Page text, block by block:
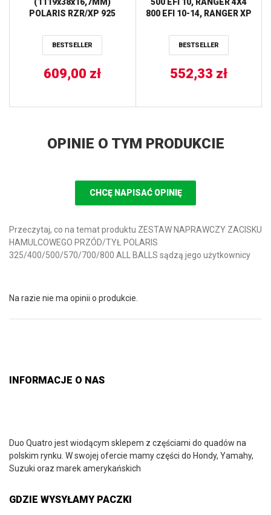
POLARIS RZR/XP 925
(50C4289) GATES
BESTSELLER
609,00 zł
800 EFI 10-14, RANGER XP
STRONA LEWA PRAWA
ALL BALLS
BESTSELLER
552,33 zł
OPINIE O TYM PRODUKCIE
CHCĘ NAPISAĆ OPINIĘ
Przeczytaj, co na temat produktu ZESTAW NAPRAWCZY ZACISKU
HAMULCOWEGO PRZÓD/TYŁ POLARIS
325/400/500/570/700/800 ALL BALLS sądzą jego użytkownicy
Na razie nie ma opinii o produkcie.
INFORMACJE O NAS
Duo Quatro jest wiodącym sklepem z częściami do quadów na
polskim rynku. W swojej ofercie mamy części do Hondy, Yamahy,
Suzuki oraz marek amerykańskich
GDZIE WYSYŁAMY PACZKI